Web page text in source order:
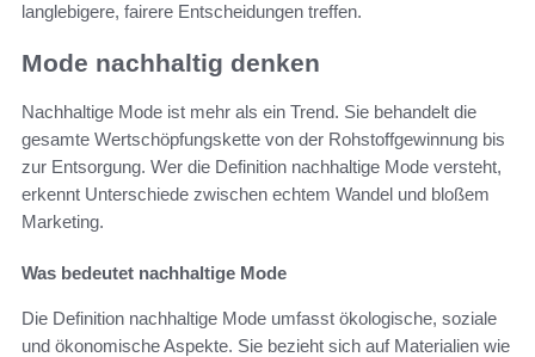
langlebigere, fairere Entscheidungen treffen.
Mode nachhaltig denken
Nachhaltige Mode ist mehr als ein Trend. Sie behandelt die
gesamte Wertschöpfungskette von der Rohstoffgewinnung bis
zur Entsorgung. Wer die Definition nachhaltige Mode versteht,
erkennt Unterschiede zwischen echtem Wandel und bloßem
Marketing.
Was bedeutet nachhaltige Mode
Die Definition nachhaltige Mode umfasst ökologische, soziale
und ökonomische Aspekte. Sie bezieht sich auf Materialien wie